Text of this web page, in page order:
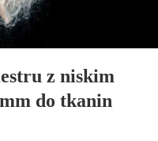
z niskim
do tkanin